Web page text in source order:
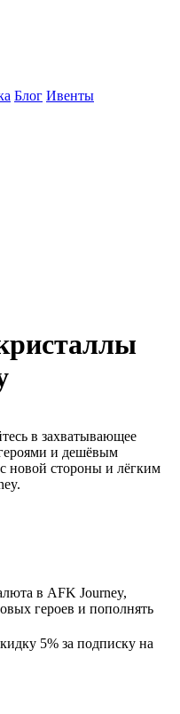
Блог Ивенты
в захватывающее
и дешёвым
новой стороны и лёгким
в AFK Journey,
героев и пополнять
5% за подписку на